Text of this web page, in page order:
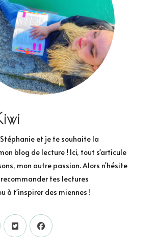
et je te souhaite la
blog de lecture ! Ici, tout s'articule
mon autre passion. Alors n'hésite
tes lectures
à t'inspirer des miennes !